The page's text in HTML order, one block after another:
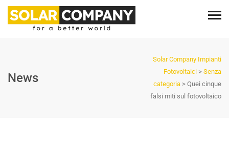
News
Solar Company Impianti
Fotovoltaici > Senza
categoria > Quei cinque
falsi miti sul fotovoltaico